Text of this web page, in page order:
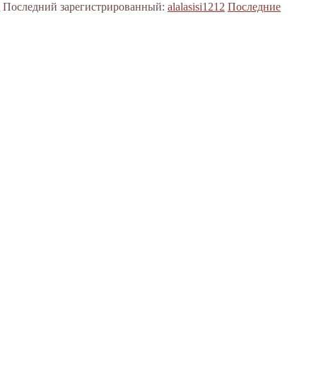
Последний зарегистрированный: alalasisi1212 Последние